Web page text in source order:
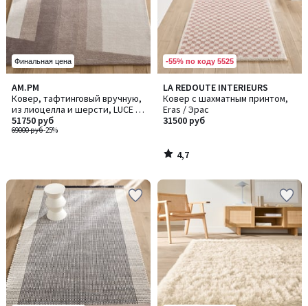
Финальная цена
AM.PM
Ковер, тафтинговый вручную,
из лиоцелла и шерсти, LUCE /
ЛЮС
69000 руб-25%
51750 руб
-55% по коду 5525
LA REDOUTE INTERIEURS
Ковер с шахматным принтом,
Eras / Эрас
31500 руб
4,7
/ 5
4,7
/